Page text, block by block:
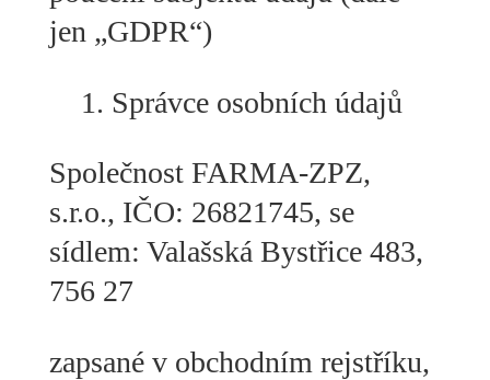
jen „GDPR“)
Správce osobních údajů
Společnost FARMA-ZPZ,
s.r.o., IČO: 26821745, se
sídlem: Valašská Bystřice 483,
756 27
zapsané v obchodním rejstříku,